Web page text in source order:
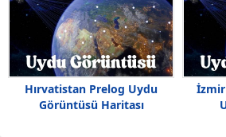
Hırvatistan Prelog Uydu
Görüntüsü Haritası